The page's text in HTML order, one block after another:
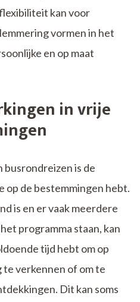
kan voor
vormen in het
en op maat
in vrije
busrondreizen is de
op de bestemmingen hebt.
is en er vaak meerdere
programma staan, kan
tijd hebt om op
te verkennen of om te
Dit kan soms